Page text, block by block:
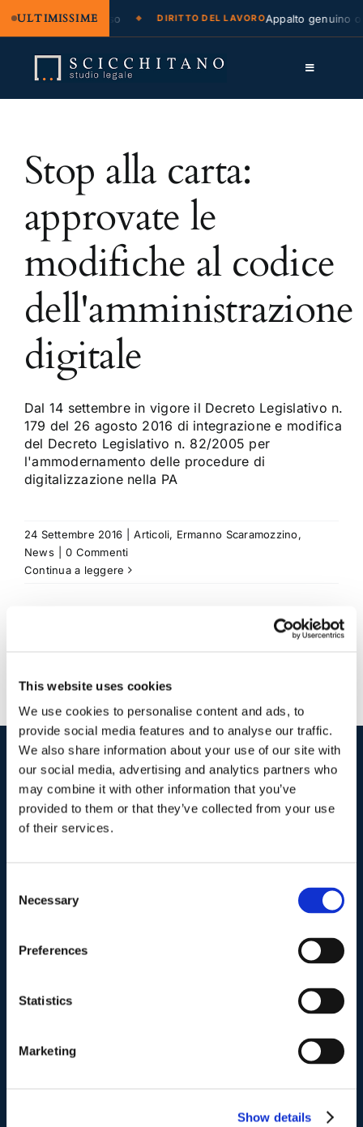
This website uses cookies
We use cookies to personalise content and ads, to
provide social media features and to analyse our traffic.
We also share information about your use of our site with
our social media, advertising and analytics partners who
may combine it with other information that you’ve
provided to them or that they’ve collected from your use
of their services.
Selection
Necessary
Preferences
Statistics
Marketing
Show details
ULTIMISSIME
legale e regresso DIRITTO DEL LAVOROAppalto genuino o
contenuto
Toggle
Cassazione
Approfondimenti
Contatti
Stop alla carta:
approvate le
modifiche al codice
dell'amministrazione
digitale
Dal 14 settembre in vigore il Decreto Legislativo n.
179 del 26 agosto 2016 di integrazione e modifica
del Decreto Legislativo n. 82/2005 per
l'ammodernamento delle procedure di
digitalizzazione nella PA
24 Settembre 2016 Articoli, Ermanno Scaramozzino,
News
0 Commenti
Continua a leggere
I nostri contatti.
00195-Roma
Telefono
Mail e Pec
info@studiolegalescicchitano.it